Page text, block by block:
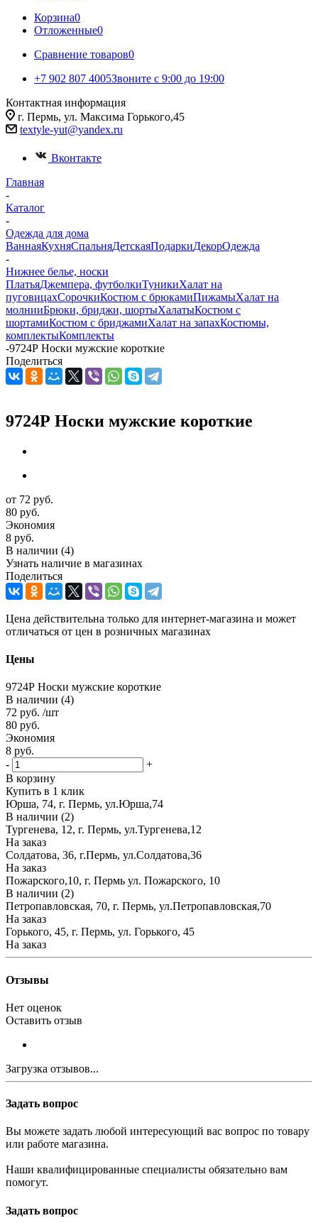
Корзина0
Отложенные0
Сравнение товаров0
+7 902 807 4005Звоните с 9:00 до 19:00
Контактная информация
г. Пермь, ул. Максима Горького,45
textyle-yut@yandex.ru
Вконтакте
Главная
-
Каталог
-
Одежда для дома
ВаннаяКухняСпальняДетскаяПодаркиДекорОдежда
-
Нижнее белье, носки
ПлатьяДжемпера, футболкиТуникиХалат на
пуговицахСорочкиКостюм с брюкамиПижамыХалат на
молнииБрюки, бриджи, шортыХалатыКостюм с
шортамиКостюм с бриджамиХалат на запахКостюмы,
комплектыКомплекты
-9724Р Носки мужские короткие
Поделиться
9724Р Носки мужские короткие
от 72 руб.
80 руб.
Экономия
8 руб.
В наличии (4)
Узнать наличие в магазинах
Поделиться
Цена действительна только для интернет-магазина и может
отличаться от цен в розничных магазинах
Цены
9724Р Носки мужские короткие
В наличии (4)
72 руб. /шт
80 руб.
Экономия
8 руб.
-
+
В корзину
Купить в 1 клик
Юрша, 74, г. Пермь, ул.Юрша,74
В наличии (2)
Тургенева, 12, г. Пермь, ул.Тургенева,12
На заказ
Солдатова, 36, г.Пермь, ул.Солдатова,36
На заказ
Пожарского,10, г. Пермь ул. Пожарского, 10
В наличии (2)
Петропавловская, 70, г. Пермь, ул.Петропавловская,70
На заказ
Горького, 45, г. Пермь, ул. Горького, 45
На заказ
Отзывы
Нет оценок
Оставить отзыв
Загрузка отзывов...
Задать вопрос
Вы можете задать любой интересующий вас вопрос по товару
или работе магазина.
Наши квалифицированные специалисты обязательно вам
помогут.
Задать вопрос